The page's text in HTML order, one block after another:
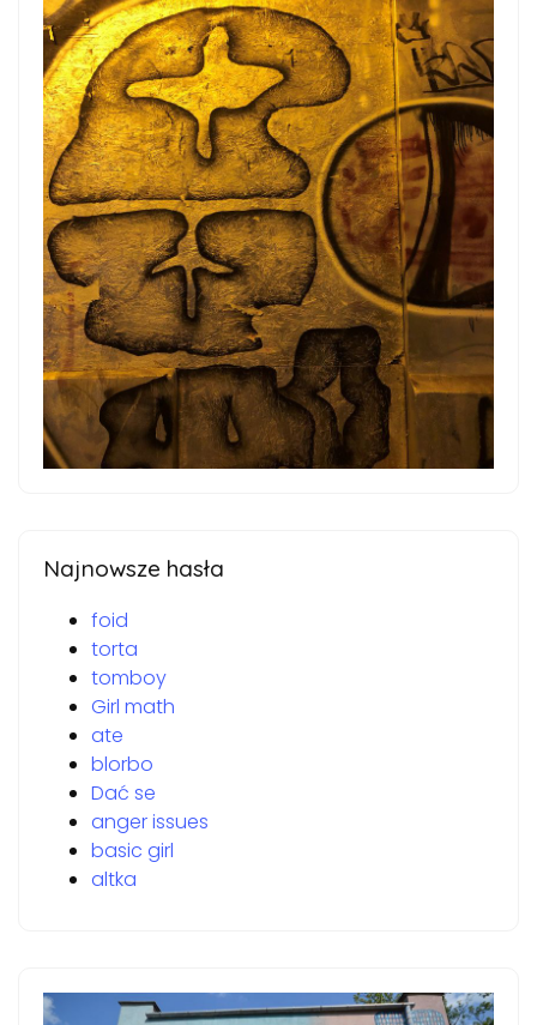
Najnowsze hasła
foid
torta
tomboy
Girl math
ate
blorbo
Dać se
anger issues
basic girl
altka